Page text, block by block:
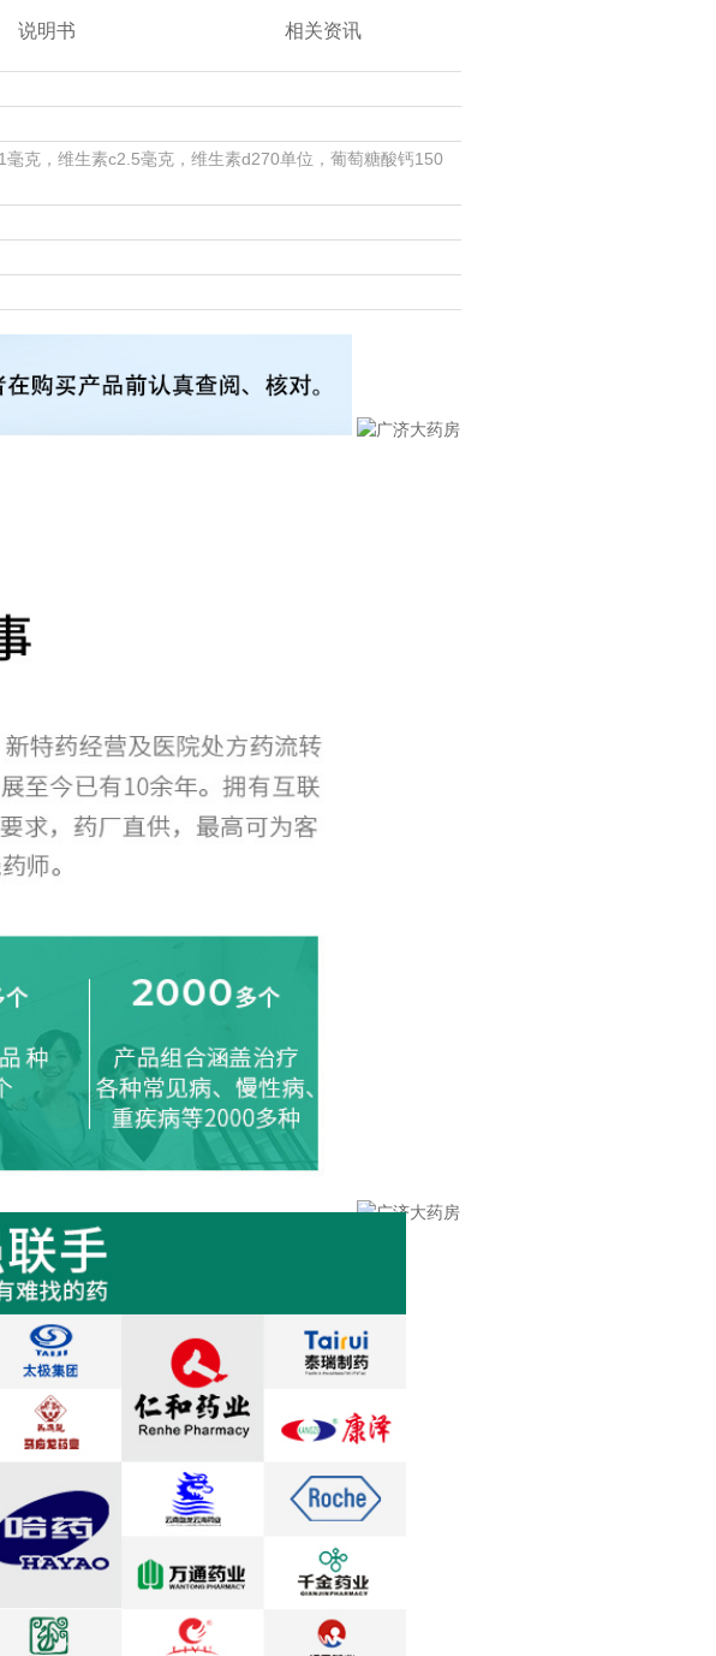
说明书 相关资讯
克，维生素c2.5毫克，维生素d270单位，葡萄糖酸钙150